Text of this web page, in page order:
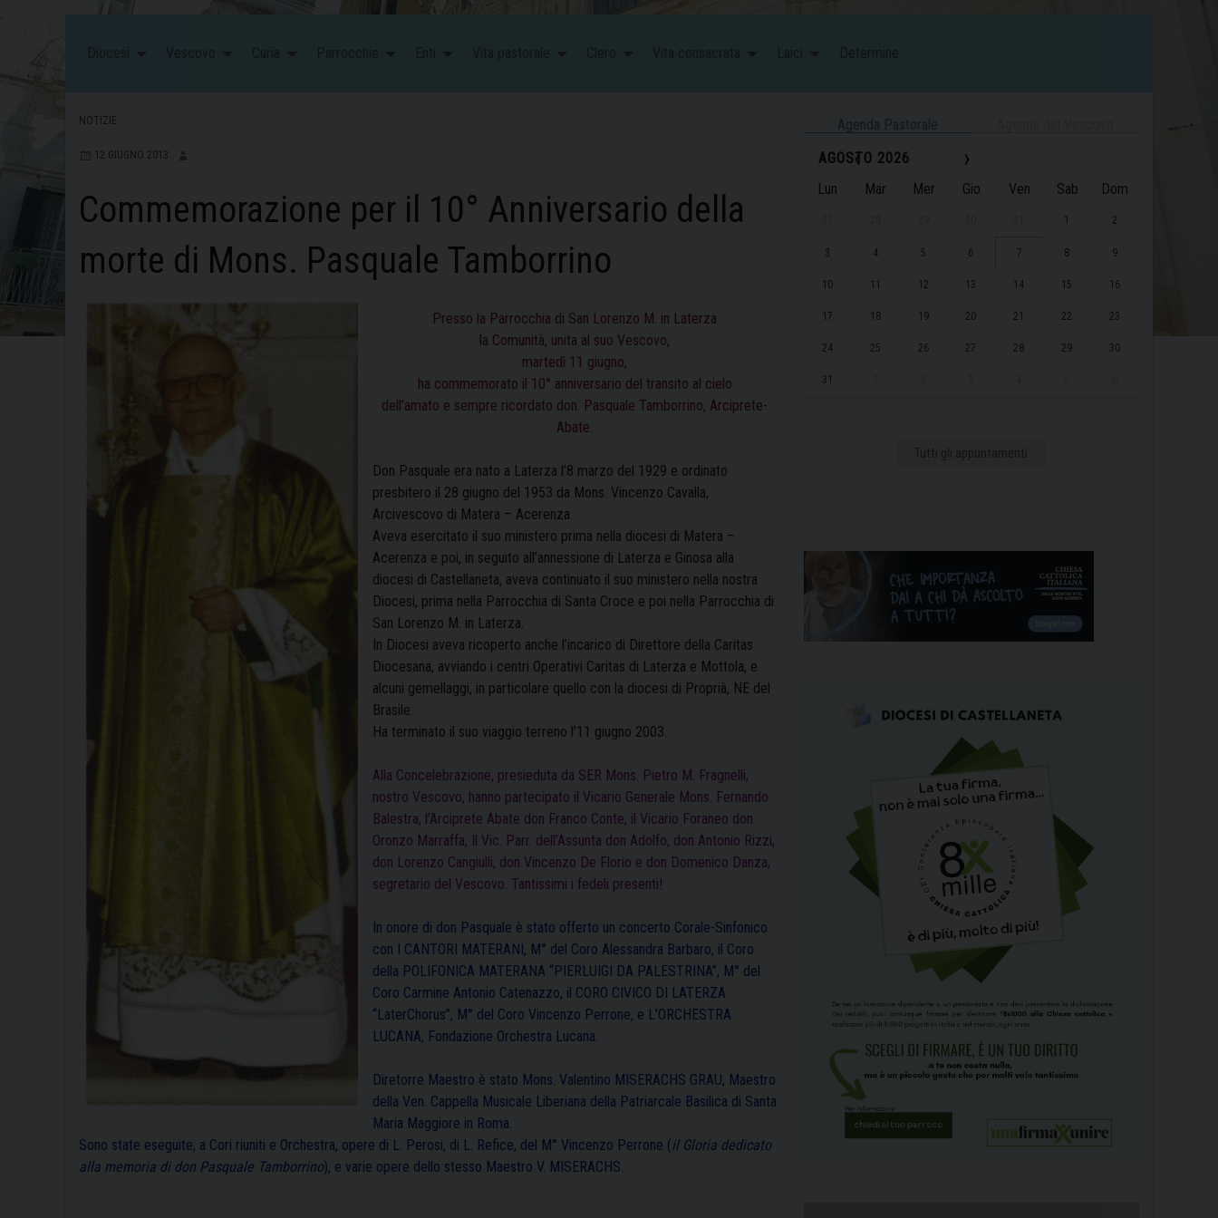
NOTIZIE
12 GIUGNO 2013
Commemorazione per il 10° Anniversario della
morte di Mons. Pasquale Tamborrino
Presso la Parrocchia di San Lorenzo M. in Laterza
la Comunità, unita al suo Vescovo,
martedì 11 giugno,
ha commemorato il 10° anniversario del transito al cielo
dell’amato e sempre ricordato don. Pasquale Tamborrino, Arciprete-
Abate.
Don Pasquale era nato a Laterza l’8 marzo del 1929 e ordinato
presbitero il 28 giugno del 1953 da Mons. Vincenzo Cavalla,
Arcivescovo di Matera – Acerenza.
Aveva esercitato il suo ministero prima nella diocesi di Matera –
Acerenza e poi, in seguito all’annessione di Laterza e Ginosa alla
diocesi di Castellaneta, aveva continuato il suo ministero nella nostra
Diocesi, prima nella Parrocchia di Santa Croce e poi nella Parrocchia di
San Lorenzo M. in Laterza.
In Diocesi aveva ricoperto anche l’incarico di Direttore della Caritas
Diocesana, avviando i centri Operativi Caritas di Laterza e Mottola, e
alcuni gemellaggi, in particolare quello con la diocesi di Proprià, NE del
Brasile.
Ha terminato il suo viaggio terreno l’11 giugno 2003.
Alla Concelebrazione, presieduta da SER Mons. Pietro M. Fragnelli,
nostro Vescovo, hanno partecipato il Vicario Generale Mons. Fernando
Balestra, l’Arciprete Abate don Franco Conte, il Vicario Foraneo don
Oronzo Marraffa, Il Vic. Parr. dell’Assunta don Adolfo, don Antonio Rizzi,
don Lorenzo Cangiulli, don Vincenzo De Florio e don Domenico Danza,
segretario del Vescovo. Tantissimi i fedeli presenti!
In onore di don Pasquale è stato offerto un concerto Corale-Sinfonico
con I CANTORI MATERANI, M° del Coro Alessandra Barbaro, il Coro
della POLIFONICA MATERANA “PIERLUIGI DA PALESTRINA”, M° del
Coro Carmine Antonio Catenazzo, il CORO CIVICO DI LATERZA
“LaterChorus”, M° del Coro Vincenzo Perrone, e L’ORCHESTRA
LUCANA, Fondazione Orchestra Lucana.
Diretorre Maestro è stato Mons. Valentino MISERACHS GRAU, Maestro
della Ven. Cappella Musicale Liberiana della Patriarcale Basilica di Santa
Maria Maggiore in Roma.
Sono state eseguite, a Cori riuniti e Orchestra, opere di L. Perosi, di L. Refice, del M° Vincenzo Perrone (il Gloria dedicato
alla memoria di don Pasquale Tamborrino), e varie opere dello stesso Maestro V. MISERACHS.
Agenda Pastorale
‹
AGOSTO 2026 ›
Lun Mar Mer Gio Ven Sab Dom
1 2
3 4 5 6 7 8 9
10 11 12 13 14 15 16
17 18 19 20 21 22 23
24 25 26 27 28 29 30
31